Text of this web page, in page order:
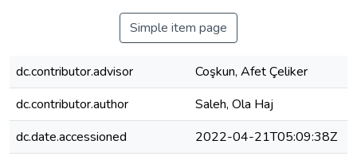
Simple item page
dc.contributor.advisor
Coşkun, Afet Çeliker
dc.contributor.author
Saleh, Ola Haj
dc.date.accessioned
2022-04-21T05:09:38Z